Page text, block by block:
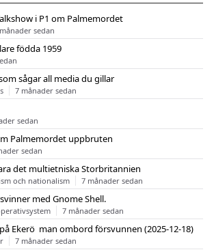
i P1 om Palmemordet
sedan
födda 1959
sågar all media du gillar
7 månader sedan
sedan
Palmemordet uppbruten
sedan
det multietniska Storbritannien
och nationalism 7 månader sedan
med Gnome Shell.
7 månader sedan
Ekerö  man ombord försvunnen (2025-12-18)
7 månader sedan